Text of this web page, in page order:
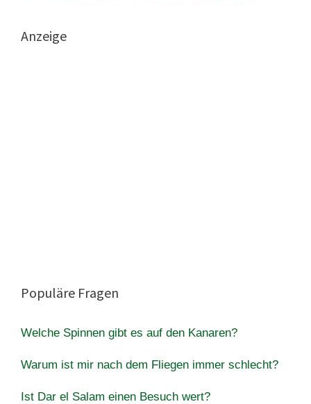
Anzeige
Populäre Fragen
Welche Spinnen gibt es auf den Kanaren?
Warum ist mir nach dem Fliegen immer schlecht?
Ist Dar el Salam einen Besuch wert?